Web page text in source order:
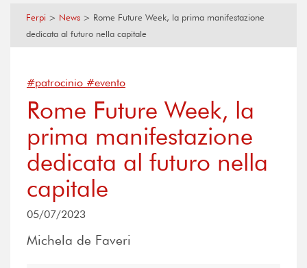
Ferpi > News > Rome Future Week, la prima manifestazione
dedicata al futuro nella capitale
#patrocinio #evento
Rome Future Week, la
prima manifestazione
dedicata al futuro nella
capitale
05/07/2023
Michela de Faveri